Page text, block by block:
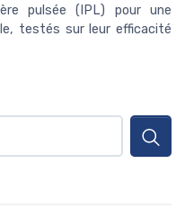
pulsée (IPL) pour une
testés sur leur efficacité